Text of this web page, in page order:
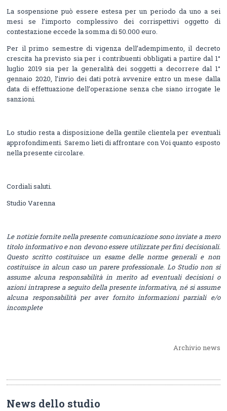
La sospensione può essere estesa per un periodo da uno a sei
mesi se l’importo complessivo dei corrispettivi oggetto di
contestazione eccede la somma di 50.000 euro.
Per il primo semestre di vigenza dell’adempimento, il decreto
crescita ha previsto sia per i contribuenti obbligati a partire dal 1°
luglio 2019 sia per la generalità dei soggetti a decorrere dal 1°
gennaio 2020, l’invio dei dati potrà avvenire entro un mese dalla
data di effettuazione dell’operazione senza che siano irrogate le
sanzioni.
Lo studio resta a disposizione della gentile clientela per eventuali
approfondimenti. Saremo lieti di affrontare con Voi quanto esposto
nella presente circolare.
Cordiali saluti.
Studio Varenna
Le notizie fornite nella presente comunicazione sono inviate a mero
titolo informativo e non devono essere utilizzate per fini decisionali.
Questo scritto costituisce un esame delle norme generali e non
costituisce in alcun caso un parere professionale. Lo Studio non si
assume alcuna responsabilità in merito ad eventuali decisioni o
azioni intraprese a seguito della presente informativa, né si assume
alcuna responsabilità per aver fornito informazioni parziali e/o
incomplete
Archivio news
News dello studio